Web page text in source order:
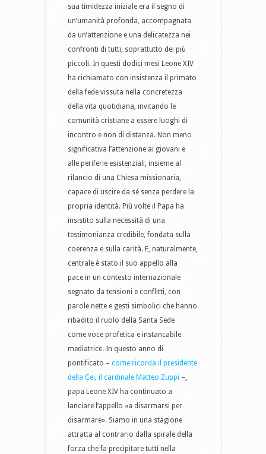
sua timidezza iniziale era il segno di
un’umanità profonda, accompagnata
da un’attenzione e una delicatezza nei
confronti di tutti, soprattutto dei più
piccoli. In questi dodici mesi Leone XIV
ha richiamato con insistenza il primato
della fede vissuta nella concretezza
della vita quotidiana, invitando le
comunità cristiane a essere luoghi di
incontro e non di distanza. Non meno
significativa l’attenzione ai giovani e
alle periferie esistenziali, insieme al
rilancio di una Chiesa missionaria,
capace di uscire da sé senza perdere la
propria identità. Più volte il Papa ha
insistito sulla necessità di una
testimonianza credibile, fondata sulla
coerenza e sulla carità. E, naturalmente,
centrale è stato il suo appello alla
pace in un contesto internazionale
segnato da tensioni e conflitti, con
parole nette e gesti simbolici che hanno
ribadito il ruolo della Santa Sede
come voce profetica e instancabile
mediatrice. In questo anno di
pontificato – come ricorda il presidente
della Cei, il cardinale Matteo Zuppi –,
papa Leone XIV ha continuato a
lanciare l’appello «a disarmarsi per
disarmare». Siamo in una stagione
attratta al contrario dalla spirale della
forza che fa precipitare tutti nella